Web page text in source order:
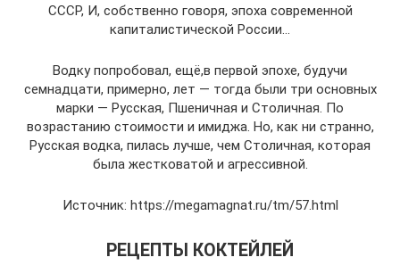
СССР, И, собственно говоря, эпоха современной
капиталистической России…
Водку попробовал, ещё,в первой эпохе, будучи
семнадцати, примерно, лет — тогда были три основных
марки — Русская, Пшеничная и Столичная. По
возрастанию стоимости и имиджа. Но, как ни странно,
Русская водка, пилась лучше, чем Столичная, которая
была жестковатой и агрессивной.
Источник: https://megamagnat.ru/tm/57.html
РЕЦЕПТЫ КОКТЕЙЛЕЙ